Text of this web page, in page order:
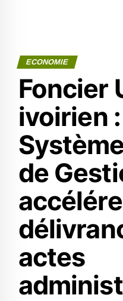
ECONOMIE
Foncier
ivoirien
de
actes